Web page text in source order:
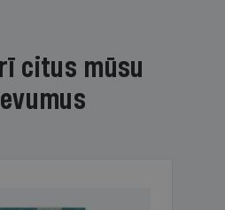
citus mūsu